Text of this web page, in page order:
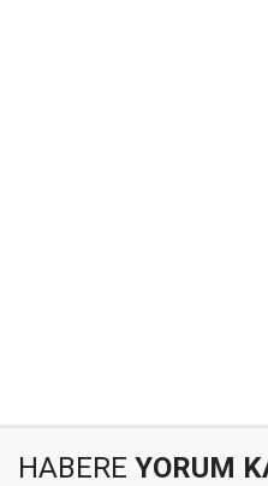
HABERE YORUM